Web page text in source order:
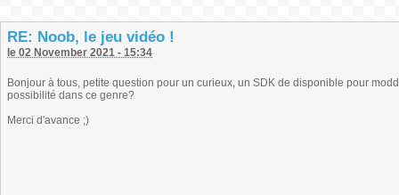
RE: Noob, le jeu vidéo !
le 02 November 2021 - 15:34
Bonjour à tous, petite question pour un curieux, un SDK de disponible pour
possibilité dans ce genre?
Merci d'avance ;)